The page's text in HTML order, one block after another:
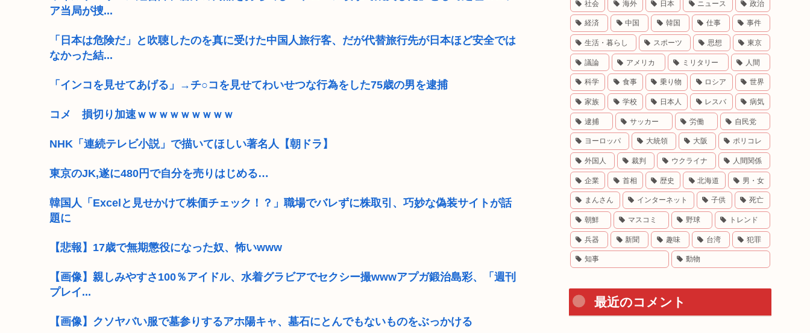
ア当局が捜...
「日本は危険だ」と吹聴したのを真に受けた中国人旅行客、だが代替旅行先が日本ほど安全では
なかった結...
「インコを見せてあげる」→チ○コを見せてわいせつな行為をした75歳の男を逮捕
コメ 損切り加速ｗｗｗｗｗｗｗｗｗ
NHK「連続テレビ小説」で描いてほしい著名人【朝ドラ】
東京のJK,遂に480円で自分を売りはじめる…
韓国人「Excelと見せかけて株価チェック！？」職場でバレずに株取引、巧妙な偽装サイトが話
題に
【悲報】17歳で無期懲役になった奴、怖いwww
【画像】親しみやすさ100％アイドル、水着グラビアでセクシー撮wwwアプガ鍛治島彩、「週刊
プレイ...
【画像】クソヤバい服で墓参りするアホ陽キャ、墓石にとんでもないものをぶっかける
社会 海外 日本 ニュース 政治
経済 中国 韓国 仕事 事件
生活・暮らし スポーツ 思想 東京
議論 アメリカ ミリタリー 人間
科学 食事 乗り物 ロシア 世界
家族 学校 日本人 レスバ 病気
逮捕 サッカー 労働 自民党
ヨーロッパ 大統領 大阪 ポリコレ
外国人 裁判 ウクライナ 人間関係
企業 首相 歴史 北海道 男・女
まんさん インターネット 子供 死亡
朝鮮 マスコミ 野球 トレンド
兵器 新聞 趣味 台湾 犯罪
知事 動物
最近のコメント